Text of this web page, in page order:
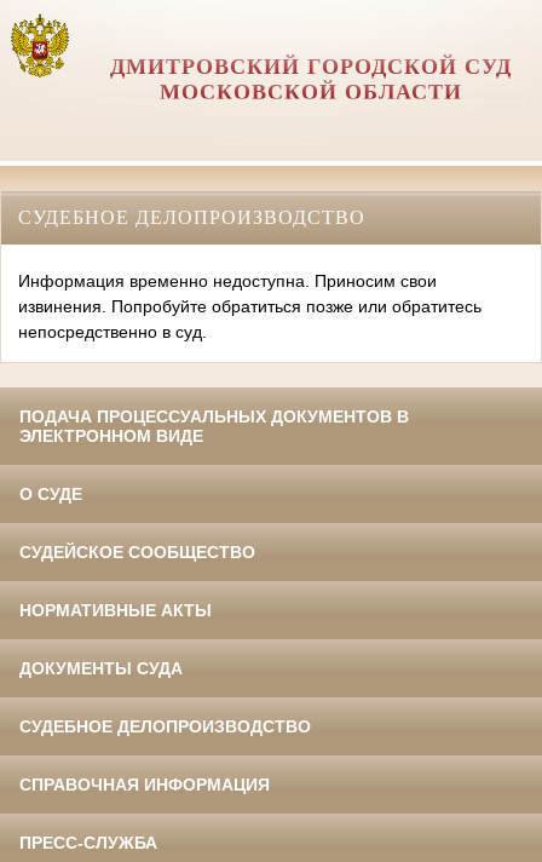
ДМИТРОВСКИЙ ГОРОДСКОЙ СУД
МОСКОВСКОЙ ОБЛАСТИ
СУДЕБНОЕ ДЕЛОПРОИЗВОДСТВО
Информация временно недоступна. Приносим свои
извинения. Попробуйте обратиться позже или обратитесь
непосредственно в суд.
ПОДАЧА ПРОЦЕССУАЛЬНЫХ ДОКУМЕНТОВ В
ЭЛЕКТРОННОМ ВИДЕ
О СУДЕ
СУДЕЙСКОЕ СООБЩЕСТВО
НОРМАТИВНЫЕ АКТЫ
ДОКУМЕНТЫ СУДА
СУДЕБНОЕ ДЕЛОПРОИЗВОДСТВО
СПРАВОЧНАЯ ИНФОРМАЦИЯ
ПРЕСС-СЛУЖБА